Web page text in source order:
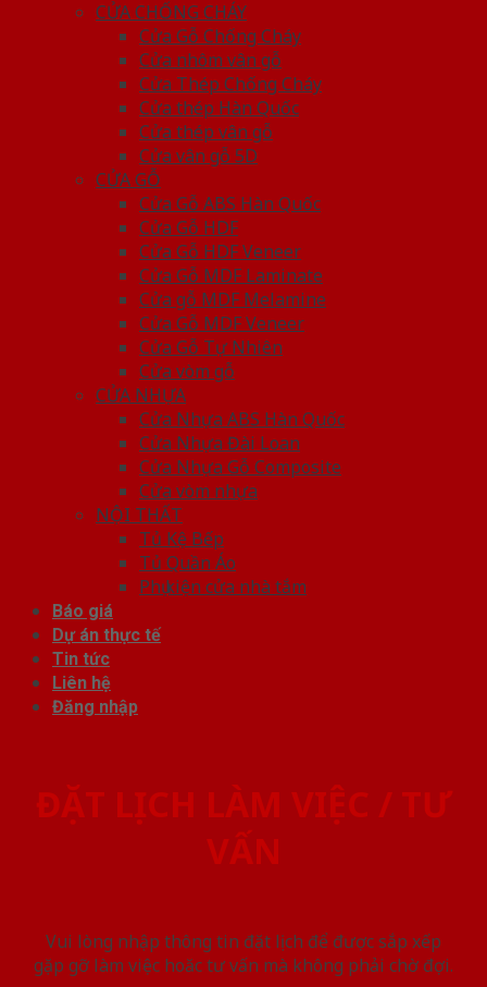
CỬA CHỐNG CHÁY
Cửa Gỗ Chống Cháy
Cửa nhôm vân gỗ
Cửa Thép Chống Cháy
Cửa thép Hàn Quốc
Cửa thép vân gỗ
Cửa vân gỗ 5D
CỬA GỖ
Cửa Gỗ ABS Hàn Quốc
Cửa Gỗ HDF
Cửa Gỗ HDF Veneer
Cửa Gỗ MDF Laminate
Cửa gỗ MDF Melamine
Cửa Gỗ MDF Veneer
Cửa Gỗ Tự Nhiên
Cửa vòm gỗ
CỬA NHỰA
Cửa Nhựa ABS Hàn Quốc
Cửa Nhựa Đài Loan
Cửa Nhựa Gỗ Composite
Cửa vòm nhựa
NỘI THẤT
Tủ Kệ Bếp
Tủ Quần Áo
Phụ kiện cửa nhà tắm
Báo giá
Dự án thực tế
Tin tức
Liên hệ
Đăng nhập
ĐẶT LỊCH LÀM VIỆC / TƯ
VẤN
Vui lòng nhập thông tin đặt lịch để được sắp xếp
gặp gỡ làm việc hoăc tư vấn mà không phải chờ đợi.